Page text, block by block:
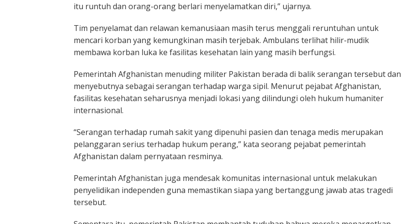
itu runtuh dan orang-orang berlari menyelamatkan diri,” ujarnya.
Tim penyelamat dan relawan kemanusiaan masih terus menggali reruntuhan untuk
mencari korban yang kemungkinan masih terjebak. Ambulans terlihat hilir-mudik
membawa korban luka ke fasilitas kesehatan lain yang masih berfungsi.
Pemerintah Afghanistan menuding militer Pakistan berada di balik serangan tersebut dan
menyebutnya sebagai serangan terhadap warga sipil. Menurut pejabat Afghanistan,
fasilitas kesehatan seharusnya menjadi lokasi yang dilindungi oleh hukum humaniter
internasional.
“Serangan terhadap rumah sakit yang dipenuhi pasien dan tenaga medis merupakan
pelanggaran serius terhadap hukum perang,” kata seorang pejabat pemerintah
Afghanistan dalam pernyataan resminya.
Pemerintah Afghanistan juga mendesak komunitas internasional untuk melakukan
penyelidikan independen guna memastikan siapa yang bertanggung jawab atas tragedi
tersebut.